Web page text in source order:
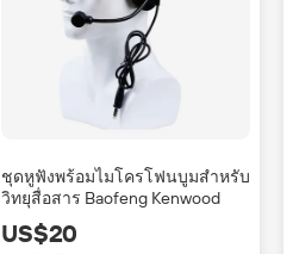
ชุดหูฟังพร้อมไมโครโฟนบูมสำหรับ
วิทยุสื่อสาร Baofeng Kenwood
US$20